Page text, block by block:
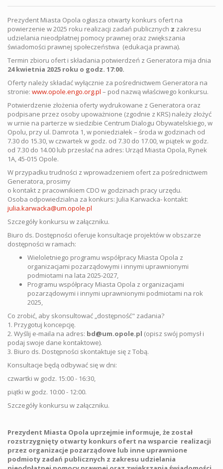
Prezydent Miasta Opola ogłasza otwarty konkurs ofert na
powierzenie w 2025 roku realizacji zadań publicznych z zakresu
udzielania nieodpłatnej pomocy prawnej oraz zwiększania
świadomości prawnej społeczeństwa (edukacja prawna).
Termin zbioru ofert i składania potwierdzeń z Generatora mija dnia
24 kwietnia 2025 roku o godz. 17:00.
Oferty należy składać wyłącznie za pośrednictwem Generatora na
stronie: www.opole.engo.org.pl – pod nazwą właściwego konkursu.
Potwierdzenie złożenia oferty wydrukowane z Generatora oraz
podpisane przez osoby upoważnione (zgodnie z KRS) należy złożyć
w urnie na parterze w siedzibie Centrum Dialogu Obywatelskiego, w
Opolu, przy ul. Damrota 1, w poniedziałek – środa w godzinach od
7.30 do 15.30, w czwartek w godz. od 7.30 do 17.00, w piątek w godz.
od 7.30 do 14.00 lub przesłać na adres: Urząd Miasta Opola, Rynek
1A, 45-015 Opole.
W przypadku trudności z wprowadzeniem ofert za pośrednictwem
Generatora, prosimy
o kontakt z pracownikiem CDO w godzinach pracy urzędu.
Osoba odpowiedzialna za konkurs: Julia Karwacka- kontakt:
julia.karwacka@um.opole.pl
Szczegóły konkursu w załączniku.
Biuro ds. Dostępności oferuje konsultacje projektów w obszarze
dostępności w ramach:
Wieloletniego programu współpracy Miasta Opola z
organizacjami pozarządowymi i innymi uprawnionymi
podmiotami na lata 2025-2027,
Programu współpracy Miasta Opola z organizacjami
pozarządowymi i innymi uprawnionymi podmiotami na rok
2025,
Co zrobić, aby skonsultować „dostępność" zadania?
1. Przygotuj koncepcję.
2. Wyślij e-maila na adres: bd@um.opole.pl (opisz swój pomysł i
podaj swoje dane kontaktowe).
3. Biuro ds. Dostępności skontaktuje się z Tobą.
Konsultacje będą odbywać się w dni:
czwartki w godz. 15:00 - 16:30,
piątki w godz. 10:00 - 12:00.
Szczegóły konkursu w załączniku.
Prezydent Miasta Opola uprzejmie informuje, że został
rozstrzygnięty otwarty konkurs ofert na wsparcie realizacji
przez organizacje pozarządowe lub inne uprawnione
podmioty zadań publicznych z zakresu udzielania